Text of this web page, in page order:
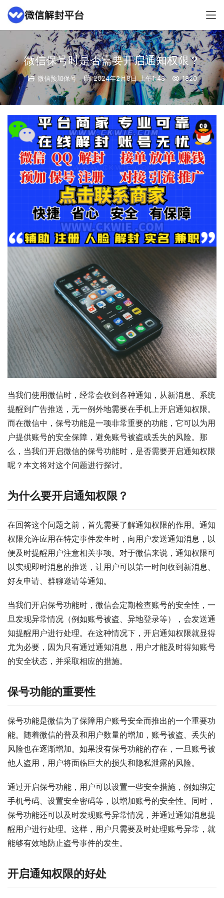
微信保号时是否需要开启通知权限？
微信预加保号 2024年2月8日 上午1:48 1820
当我们使用微信时，经常会收到各种通知，从新消息、系统
提醒到广告推送，无一例外地需要在手机上开启通知权限。
而在微信中，保号功能是一项非常重要的功能，它可以为用
户提供账号的安全保障，避免账号被盗或丢失的风险。那
么，当我们开启微信的保号功能时，是否需要开启通知权限
呢？本文将对这个问题进行探讨。
为什么要开启通知权限？
在回答这个问题之前，首先需要了解通知权限的作用。通知
权限允许应用在特定事件发生时，向用户发送通知消息，以
便及时提醒用户注意相关事项。对于微信来说，通知权限可
以实现即时消息的推送，让用户可以第一时间收到新消息、
好友申请、群聊邀请等通知。
当我们开启保号功能时，微信会定期检查账号的安全性，一
旦发现异常情况（例如账号被盗、异地登录等），会发送通
知提醒用户进行处理。在这种情况下，开启通知权限就显得
尤为必要，因为只有通过通知消息，用户才能及时得知账号
的安全状态，并采取相应的措施。
保号功能的重要性
保号功能是微信为了保障用户账号安全而推出的一个重要功
能。随着微信的普及和用户数量的增加，账号被盗、丢失的
风险也在逐渐增加。如果没有保号功能的存在，一旦账号被
他人盗用，用户将面临巨大的损失和隐私泄露的风险。
通过开启保号功能，用户可以设置一些安全措施，例如绑定
手机号码、设置安全密码等，以增加账号的安全性。同时，
保号功能还可以及时发现账号异常情况，并通过通知消息提
醒用户进行处理。这样，用户只需要及时处理账号异常，就
能够有效地防止盗号事件的发生。
开启通知权限的好处